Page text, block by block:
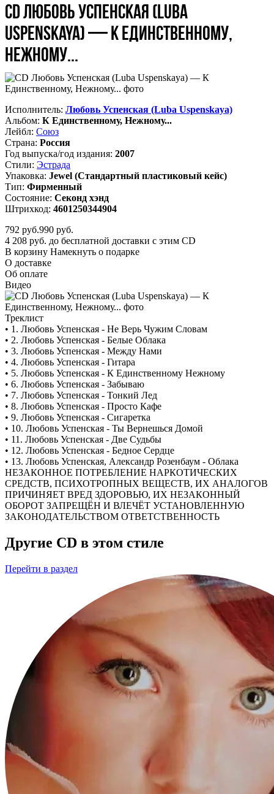
CD Любовь Успенская (Luba
Uspenskaya) — К Единственному,
Нежному...
Исполнитель: Любовь Успенская (Luba Uspenskaya)
Альбом: К Единственному, Нежному...
Лейбл: Союз
Страна: Россия
Год выпуска/год издания: 2007
Стили: Эстрада
Упаковка: Jewel (Стандартный пластиковый кейс)
Тип: Фирменный
Состояние: Секонд хэнд
Штрихкод: 4601250344904
792 руб.990 руб.
4 208 руб. до бесплатной доставки с этим CD
В корзину Намекнуть о подарке
О доставке
Об оплате
Видео
Треклист
• 1. Любовь Успенская - Не Верь Чужим Словам
• 2. Любовь Успенская - Белые Облака
• 3. Любовь Успенская - Между Нами
• 4. Любовь Успенская - Гитара
• 5. Любовь Успенская - К Единственному Нежному
• 6. Любовь Успенская - Забываю
• 7. Любовь Успенская - Тонкий Лед
• 8. Любовь Успенская - Просто Кафе
• 9. Любовь Успенская - Сигаретка
• 10. Любовь Успенская - Ты Вернешься Домой
• 11. Любовь Успенская - Две Судьбы
• 12. Любовь Успенская - Бедное Сердце
• 13. Любовь Успенская, Александр Розенбаум - Облака
НЕЗАКОННОЕ ПОТРЕБЛЕНИЕ НАРКОТИЧЕСКИХ
СРЕДСТВ, ПСИХОТРОПНЫХ ВЕЩЕСТВ, ИХ АНАЛОГОВ
ПРИЧИНЯЕТ ВРЕД ЗДОРОВЬЮ, ИХ НЕЗАКОННЫЙ
ОБОРОТ ЗАПРЕЩЁН И ВЛЕЧЁТ УСТАНОВЛЕННУЮ
ЗАКОНОДАТЕЛЬСТВОМ ОТВЕТСТВЕННОСТЬ
Другие CD в этом стиле
Перейти в раздел